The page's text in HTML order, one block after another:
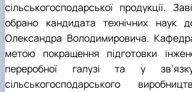
сільськогосподарської продукції.
обрано кандидата технічних наук
Олександра Володимировича.
метою покращення підготовки
переробної галузі та у
сільськогосподарського